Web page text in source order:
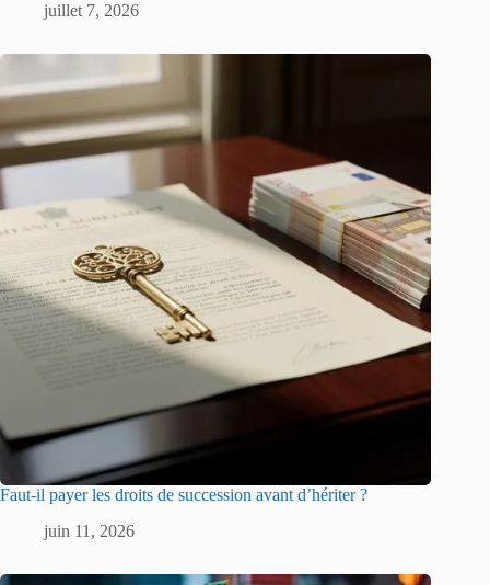
juillet 7, 2026
Faut-il payer les droits de succession avant d’hériter ?
juin 11, 2026